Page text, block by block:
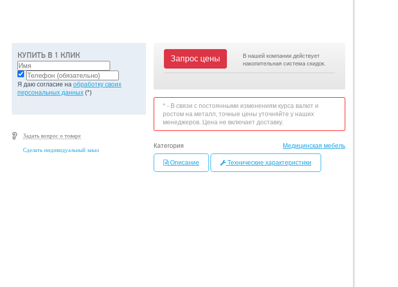
КУПИТЬ В 1 КЛИК
Я даю согласие на обработку своих
персональных данных(*)
Задать вопрос о товаре
Сделать индивидуальный заказ
Запрос цены
В нашей компании действует
накопительная система скидок.
* - В связи с постоянными изменениям курса валют и
ростом на металл, точные цены уточняйте у наших
менеджеров. Цена не включает доставку.
Категория Медицинская мебель
Описание Технические характеристики